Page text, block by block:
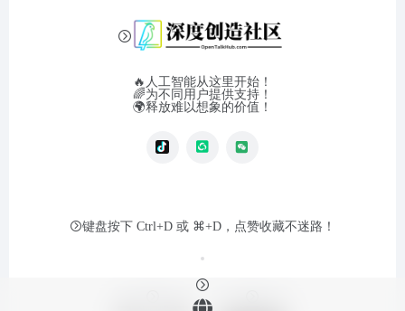
🔥人工智能从这里开始！
🌈为不同用户提供支持！
🌍释放难以想象的价值！
键盘按下 Ctrl+D 或 ⌘+D，点赞收藏不迷路！